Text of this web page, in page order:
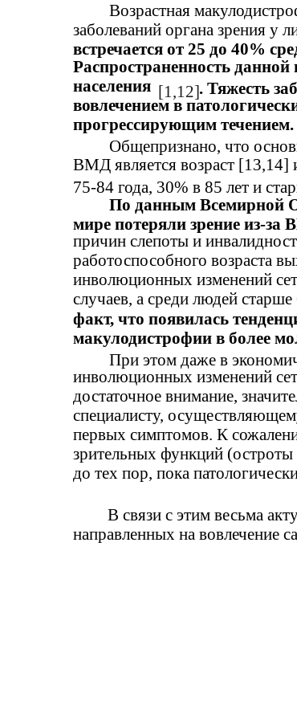
Возрастная
заболеваний органа зрения у
встречается от 25 до 40%
Распространенность данной
населения [1,12]. Тяжесть
вовлечением в
прогрессирующим течением.
Общепризнано, что
ВМД является возраст [13,14]
75-84 года, 30% в 85 лет и
По данным Всемирной
мире потеряли зрение из-за
причин слепоты и
работоспособного возраста
инволюционных изменений
случаев, а среди людей
факт, что появилась
макулодистрофии в более
При этом даже в
инволюционных изменений
достаточное внимание,
специалисту,
первых симптомов. К
зрительных функций (остроты
до тех пор, пока
В связи с этим весьма
направленных на вовлечение